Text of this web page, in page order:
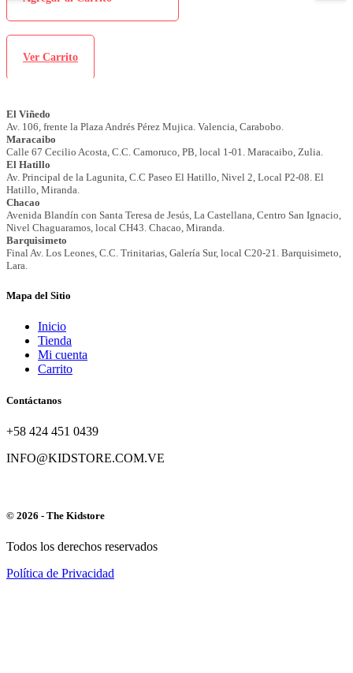
Mapa del Sitio
Inicio
Tienda
Mi cuenta
Carrito
Contáctanos
+58 424 451 0439
INFO@KIDSTORE.COM.VE
© 2026 - The Kidstore
Todos los derechos reservados
Política de Privacidad